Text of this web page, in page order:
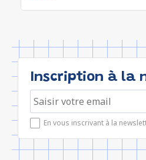
Inscription à la
En vous inscrivant à la